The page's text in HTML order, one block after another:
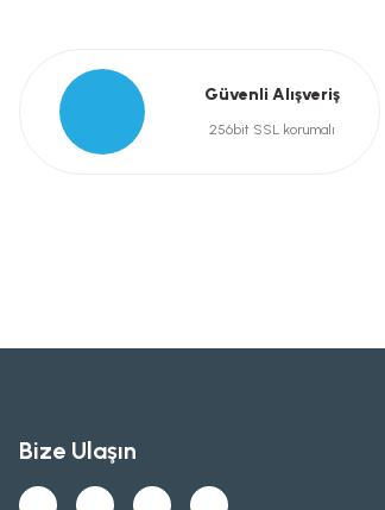
Güvenli Alışveriş
256bit SSL korumalı
Bize Ulaşın